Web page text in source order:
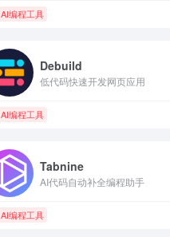
AI编程工具
Debuild
低代码快速开发网页应用
AI编程工具
Tabnine
AI代码自动补全编程助手
AI编程工具